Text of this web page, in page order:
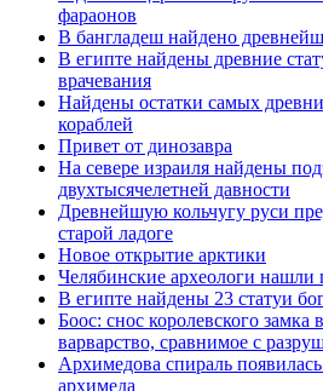
фараонов
В бангладеш найдено
В египте найдены древние
врачевания
Найдены остатки самых
кораблей
Привет от динозавра
На севере израиля найдены
двухтысячелетней давности
Древнейшую кольчугу руси
старой ладоге
Новое открытие арктики
Челябинские археологи нашли
В египте найдены 23 статуи
Боос: снос королевского замка
варварство, сравнимое с
Архимедова спираль
архимеда